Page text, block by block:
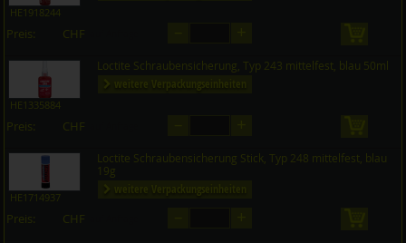
HE1918244
Preis: CHF
HE1335884
Loctite Schraubensicherung, Typ 243 mittelfest, blau 50ml
weitere Verpackungseinheiten
Preis: CHF
HE1714937
Loctite Schraubensicherung Stick, Typ 248 mittelfest, blau
19g
weitere Verpackungseinheiten
Preis: CHF